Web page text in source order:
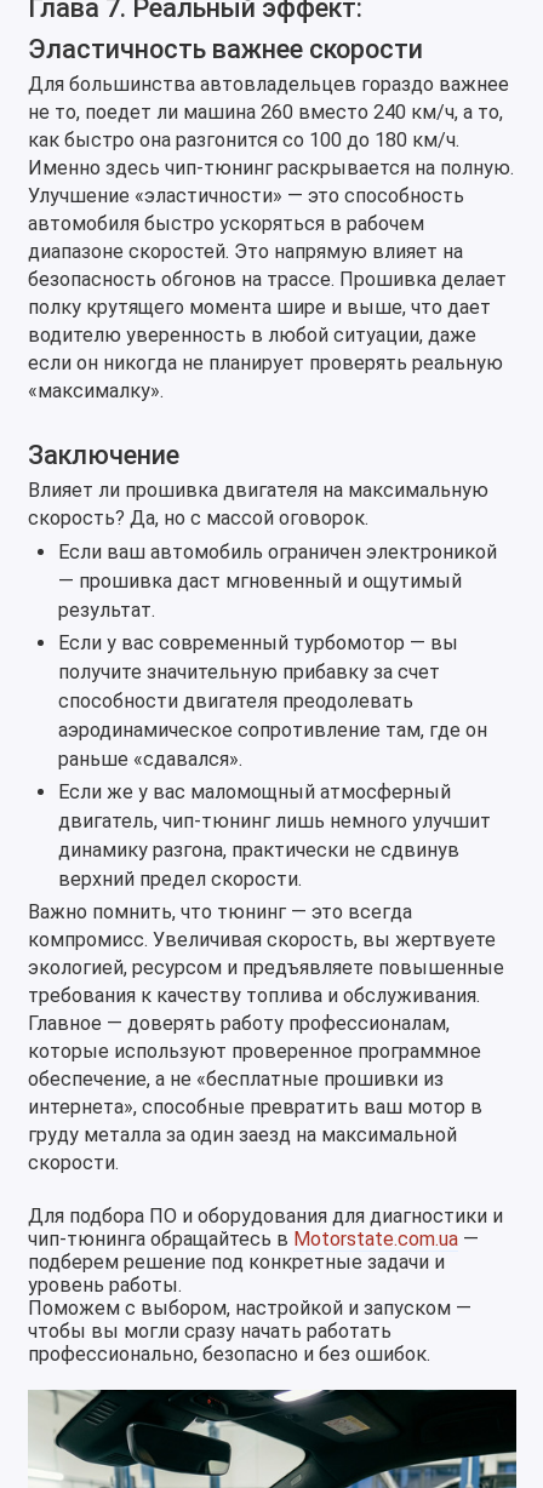
Глава 7. Реальный эффект:
Эластичность важнее скорости
Для большинства автовладельцев гораздо важнее
не то, поедет ли машина 260 вместо 240 км/ч, а то,
как быстро она разгонится со 100 до 180 км/ч.
Именно здесь чип-тюнинг раскрывается на полную.
Улучшение «эластичности» — это способность
автомобиля быстро ускоряться в рабочем
диапазоне скоростей. Это напрямую влияет на
безопасность обгонов на трассе. Прошивка делает
полку крутящего момента шире и выше, что дает
водителю уверенность в любой ситуации, даже
если он никогда не планирует проверять реальную
«максималку».
Заключение
Влияет ли прошивка двигателя на максимальную
скорость? Да, но с массой оговорок.
Если ваш автомобиль ограничен электроникой
— прошивка даст мгновенный и ощутимый
результат.
Если у вас современный турбомотор — вы
получите значительную прибавку за счет
способности двигателя преодолевать
аэродинамическое сопротивление там, где он
раньше «сдавался».
Если же у вас маломощный атмосферный
двигатель, чип-тюнинг лишь немного улучшит
динамику разгона, практически не сдвинув
верхний предел скорости.
Важно помнить, что тюнинг — это всегда
компромисс. Увеличивая скорость, вы жертвуете
экологией, ресурсом и предъявляете повышенные
требования к качеству топлива и обслуживания.
Главное — доверять работу профессионалам,
которые используют проверенное программное
обеспечение, а не «бесплатные прошивки из
интернета», способные превратить ваш мотор в
груду металла за один заезд на максимальной
скорости.
Для подбора ПО и оборудования для диагностики и
чип-тюнинга обращайтесь в Motorstate.com.ua—
подберем решение под конкретные задачи и
уровень работы.
Поможем с выбором, настройкой и запуском —
чтобы вы могли сразу начать работать
профессионально, безопасно и без ошибок.